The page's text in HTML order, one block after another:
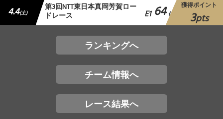
4.4(土) 第3回NTT東日本真岡芳賀ロー
ドレース E1 64 位
獲得ポイント
3pts
ランキングへ
チーム情報へ
レース結果へ